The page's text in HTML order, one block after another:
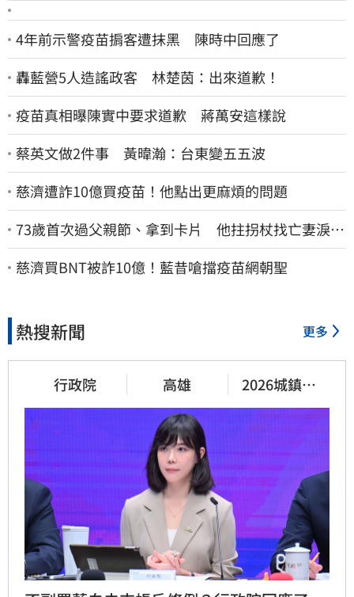
4年前示警疫苗掮客遭抹黑 陳時中回應了
轟藍營5人造謠政客 林楚茵：出來道歉！
疫苗真相曝陳實中要求道歉 蔣萬安這樣說
蔡英文做2件事 黃暐瀚：台東變五五波
慈濟遭詐10億買疫苗！他點出更麻煩的問題
73歲首次過父親節、拿到卡片 他拄拐杖找亡妻淚：
今天好多人來幫我慶祝
慈濟買BNT被詐10億！藍昔嗆擋疫苗網朝聖
熱搜新聞 更多
行政院 高雄
2026城鎮韌
性演習